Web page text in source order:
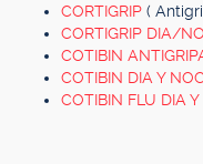
CORTIGRIP (
CORTIGRIP DIA/
COTIBIN
COTIBIN DIA Y
COTIBIN FLU DIA